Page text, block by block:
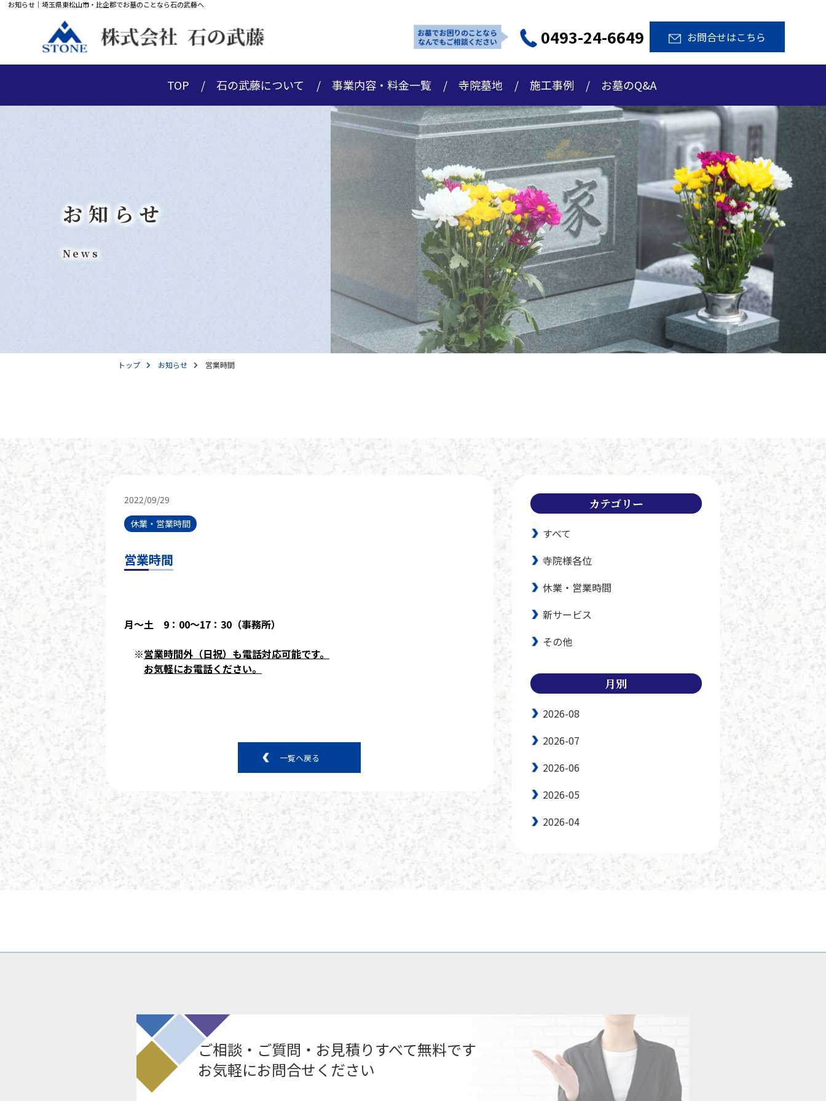
お知らせ｜埼玉県東松山市・比企郡でお墓のことなら石の武藤へ
お墓でお困りのことなら
なんでもご相談ください
0493-24-6649 お問合せはこちら
TOP 石の武藤について 事業内容・料金一覧 寺院墓地 施工事例 お墓のQ&A
お知らせ
News
トップ お知らせ 営業時間
2022/09/29
休業・営業時間
営業時間
月～土 9：00～17：30（事務所）
※営業時間外（日祝）も電話対応可能です。
お気軽にお電話ください。
一覧へ戻る
カテゴリー
すべて
寺院様各位
休業・営業時間
新サービス
その他
月別
2026-08
2026-07
2026-06
2026-05
2026-04
ご相談・ご質問・お見積りすべて無料です
お気軽にお問合せください